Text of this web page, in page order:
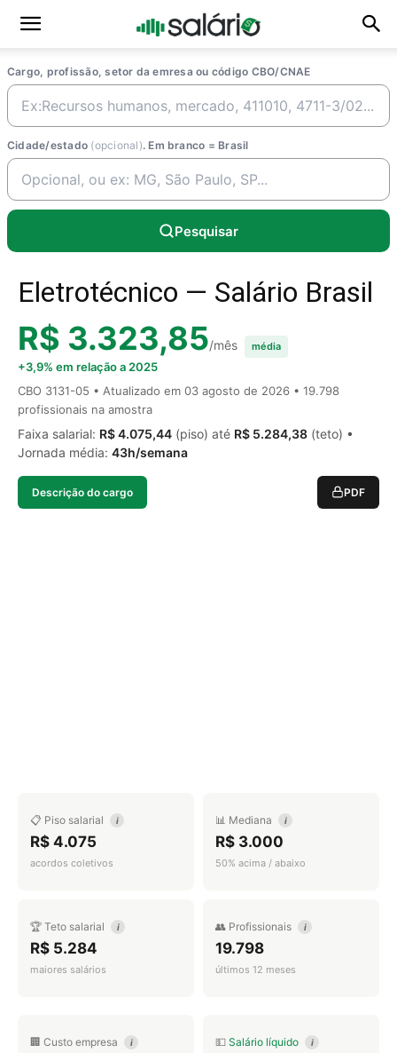
Cargo, profissão, setor da emresa ou código CBO/CNAE
Cidade/estado (opcional). Em branco = Brasil
Pesquisar
Eletrotécnico — Salário Brasil
R$ 3.323,85/mês média
+3,9% em relação a 2025
CBO 3131-05 • Atualizado em 03 agosto de 2026 • 19.798
profissionais na amostra
Faixa salarial: R$ 4.075,44 (piso) até R$ 5.284,38 (teto) •
Jornada média: 43h/semana
Descrição do cargo PDF
📋 Piso salarial i
R$ 4.075
acordos coletivos
📊 Mediana i
R$ 3.000
50% acima / abaixo
🏆 Teto salarial i
R$ 5.284
maiores salários
👥 Profissionais i
19.798
últimos 12 meses
🏢 Custo empresa i 💵 Salário líquido i